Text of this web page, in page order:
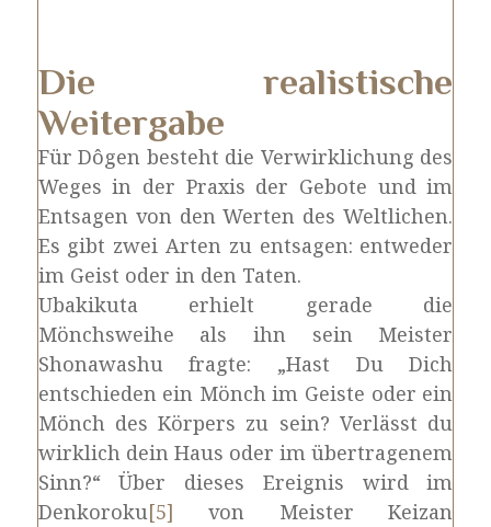
Die realistische
Weitergabe
Für Dôgen besteht die Verwirklichung des
Weges in der Praxis der Gebote und im
Entsagen von den Werten des Weltlichen.
Es gibt zwei Arten zu entsagen: entweder
im Geist oder in den Taten.
Ubakikuta erhielt gerade die
Mönchsweihe als ihn sein Meister
Shonawashu fragte: „Hast Du Dich
entschieden ein Mönch im Geiste oder ein
Mönch des Körpers zu sein? Verlässt du
wirklich dein Haus oder im übertragenem
Sinn?“ Über dieses Ereignis wird im
Denkoroku[5] von Meister Keizan